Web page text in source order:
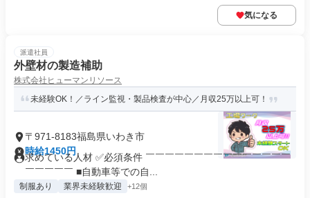
気になる
派遣社員
外壁材の製造補助
株式会社ヒューマンリソース
未経験OK！／ライン監視・製品検査が中心／月収25万以上可！
〒971-8183福島県いわき市
時給1450円
求めている人材 ✅必須条件 ￣￣￣￣￣￣￣￣￣￣￣￣￣￣￣
￣￣￣￣￣ ■自動車等での自...
制服あり 業界未経験歓迎 +12個